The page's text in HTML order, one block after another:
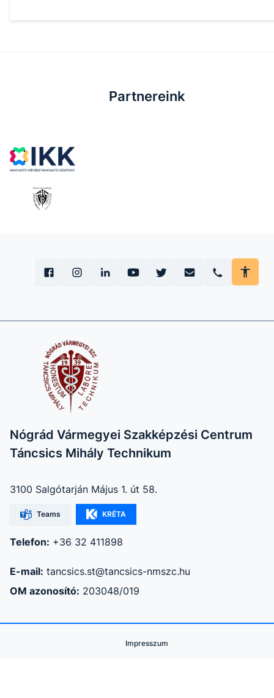
Partnereink
Nógrád Vármegyei Szakképzési Centrum
Táncsics Mihály Technikum
3100 Salgótarján Május 1. út 58.
Teams KRÉTA
Telefon: +36 32 411898
E-mail: tancsics.st@tancsics-nmszc.hu
OM azonosító: 203048/019
Impresszum